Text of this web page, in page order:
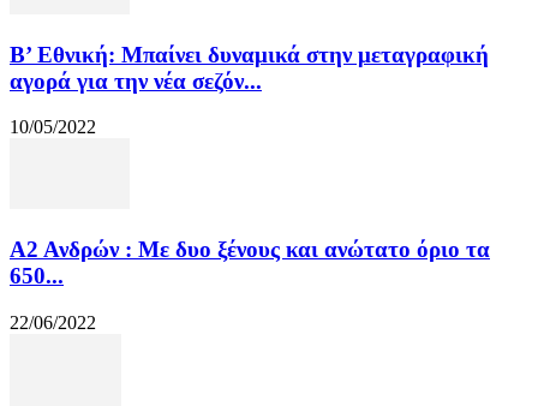
Β’ Εθνική: Μπαίνει δυναμικά στην μεταγραφική
αγορά για την νέα σεζόν...
10/05/2022
Α2 Ανδρών : Με δυο ξένους και ανώτατο όριο τα
650...
22/06/2022